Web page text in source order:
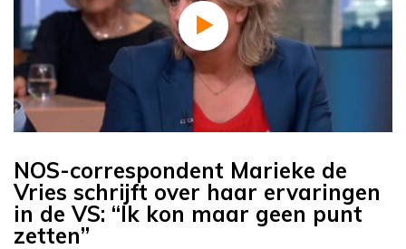
NOS-correspondent Marieke de
Vries schrijft over haar ervaringen
in de VS: “Ik kon maar geen punt
zetten”